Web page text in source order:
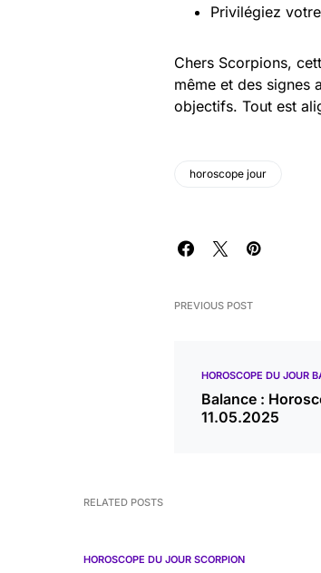
Privilégiez votre
Chers Scorpions,
même et des signes
objectifs. Tout est
horoscope jour
PREVIOUS POST
HOROSCOPE DU JOUR
Balance :
11.05.2025
RELATED POSTS
HOROSCOPE DU JOUR SCORPION